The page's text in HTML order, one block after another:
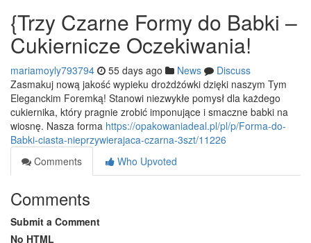
{Trzy Czarne Formy do Babki –
Cukiernicze Oczekiwania!
mariamoyly793794 55 days ago News
Discuss
Zasmakuj nową jakość wypieku drożdżówki dzięki naszym Tym
Eleganckim Foremką! Stanowi niezwykłe pomysł dla każdego
cukiernika, który pragnie zrobić imponujące i smaczne babki na
wiosnę. Nasza forma https://opakowaniadeal.pl/pl/p/Forma-do-
Babki-ciasta-nieprzywierajaca-czarna-3szt/11226
Comments
Who Upvoted
Comments
Submit a Comment
No HTML